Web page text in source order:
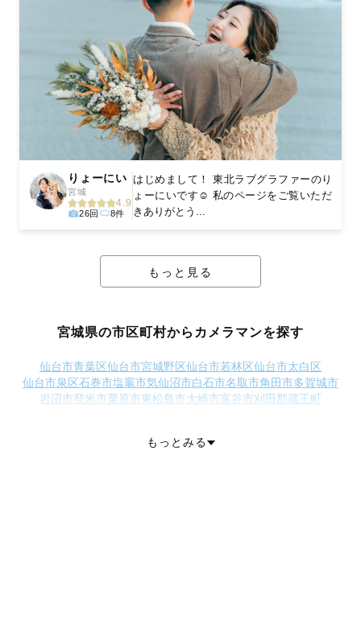
りょーにい
宮城
4.9
26回 8件
はじめまして！ 東北ラブグラファーのり
ょーにいです☺️ 私のページをご覧いただ
きありがとう...
もっと見る
宮城県の市区町村からカメラマンを探す
仙台市青葉区仙台市宮城野区仙台市若林区仙台市太白区
仙台市泉区石巻市塩竈市気仙沼市白石市名取市角田市多賀城市
岩沼市登米市栗原市東松島市大崎市富谷市刈田郡蔵王町
宮城郡利府町黒川郡大和町
もっとみる